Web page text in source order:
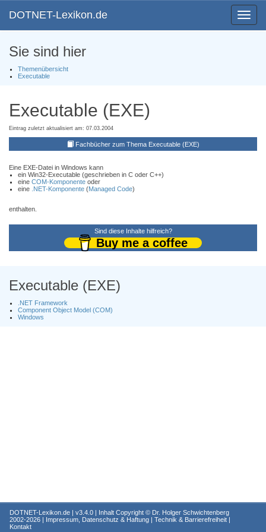
Toggle
DOTNET-Lexikon.de
Sie sind hier
Themenübersicht
Executable
Executable (EXE)
Eintrag zuletzt aktualisiert am: 07.03.2004
Fachbücher zum Thema Executable (EXE)
Eine EXE-Datei in Windows kann
ein Win32-Executable (geschrieben in C oder C++)
eine COM-Komponente oder
eine .NET-Komponente (Managed Code)
enthalten.
Sind diese Inhalte hilfreich?
Buy me a coffee
Executable (EXE)
.NET Framework
Component Object Model (COM)
Windows
DOTNET-Lexikon.de | v3.4.0 | Inhalt Copyright © Dr. Holger Schwichtenberg
2002-2026 | Impressum, Datenschutz & Haftung | Technik & Barrierefreiheit |
Kontakt